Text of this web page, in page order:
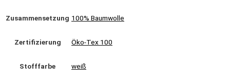
Zusammensetzung 100% Baumwolle
Zertifizierung Öko-Tex 100
Stofffarbe weiß